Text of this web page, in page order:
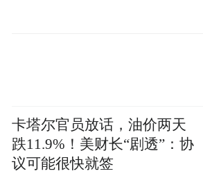
熟的，要尽可能平等，我觉
Notice: The content above
pictures and audios if any) is
by the user of Dafeng Hao, which
platform and merely provides
卡塔尔官员放话，油价两天
跌11.9%！美财长“剧透”：协
议可能很快就签